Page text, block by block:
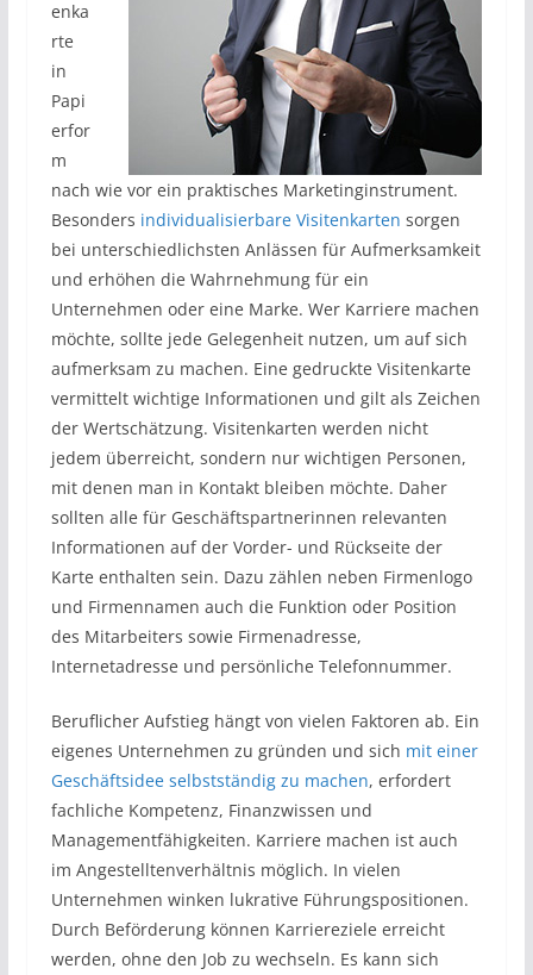
enka
rte
in
Papi
erfor
m
nach wie vor ein praktisches Marketinginstrument.
Besonders individualisierbare Visitenkarten sorgen
bei unterschiedlichsten Anlässen für Aufmerksamkeit
und erhöhen die Wahrnehmung für ein
Unternehmen oder eine Marke. Wer Karriere machen
möchte, sollte jede Gelegenheit nutzen, um auf sich
aufmerksam zu machen. Eine gedruckte Visitenkarte
vermittelt wichtige Informationen und gilt als Zeichen
der Wertschätzung. Visitenkarten werden nicht
jedem überreicht, sondern nur wichtigen Personen,
mit denen man in Kontakt bleiben möchte. Daher
sollten alle für Geschäftspartnerinnen relevanten
Informationen auf der Vorder- und Rückseite der
Karte enthalten sein. Dazu zählen neben Firmenlogo
und Firmennamen auch die Funktion oder Position
des Mitarbeiters sowie Firmenadresse,
Internetadresse und persönliche Telefonnummer.
Beruflicher Aufstieg hängt von vielen Faktoren ab. Ein
eigenes Unternehmen zu gründen und sich mit einer
Geschäftsidee selbstständig zu machen, erfordert
fachliche Kompetenz, Finanzwissen und
Managementfähigkeiten. Karriere machen ist auch
im Angestelltenverhältnis möglich. In vielen
Unternehmen winken lukrative Führungspositionen.
Durch Beförderung können Karriereziele erreicht
werden, ohne den Job zu wechseln. Es kann sich